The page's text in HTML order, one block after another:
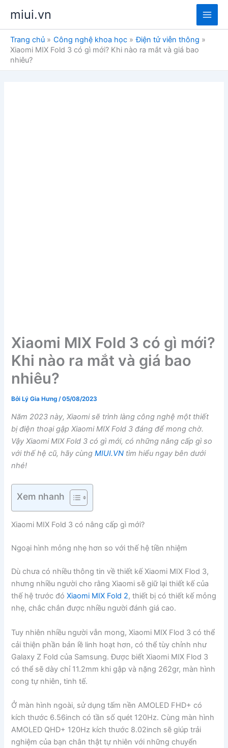
nội
dung
miui.vn
Main
Trang chủ Công nghệ khoa học
Điện tử viễn thông
Xiaomi MIX Fold 3 có gì mới? Khi nào ra mắt và giá bao
nhiêu?
Xiaomi MIX Fold 3 có gì mới?
Khi nào ra mắt và giá bao
nhiêu?
Bởi Lý Gia Hưng/05/08/2023
Năm 2023 này, Xiaomi sẽ trình làng công nghệ một thiết
bị điện thoại gập Xiaomi MIX Fold 3 đáng để mong chờ.
Vậy Xiaomi MIX Fold 3 có gì mới, có những nâng cấp gì so
với thế hệ cũ, hãy cùngMIUI.VN tìm hiểu ngay bên dưới
nhé!
Xem nhanh
Xiaomi MIX Fold 3 có nâng cấp gì mới?
Ngoại hình mỏng nhẹ hơn so với thế hệ tiền nhiệm
Dù chưa có nhiều thông tin về thiết kế Xiaomi MIX Flod 3,
nhưng nhiều người cho rằng Xiaomi sẽ giữ lại thiết kế của
thế hệ trước đóXiaomi MIX Fold 2, thiết bị có thiết kế mỏng
nhẹ, chắc chắn được nhiều người đánh giá cao.
Tuy nhiên nhiều người vẫn mong, Xiaomi MIX Flod 3 có thể
cải thiện phần bản lề linh hoạt hơn, có thể tùy chỉnh như
Galaxy Z Fold của Samsung. Được biết Xiaomi MIX Flod 3
có thể sẽ dày chỉ 11.2mm khi gập và nặng 262gr, màn hình
cong tự nhiên, tinh tế.
Ở màn hình ngoài, sử dụng tấm nền AMOLED FHD+ có
kích thước 6.56inch có tần số quét 120Hz. Cùng màn hình
AMOLED QHD+ 120Hz kích thước 8.02inch sẽ giúp trải
nghiệm của bạn chân thật tự nhiên với những chuyển